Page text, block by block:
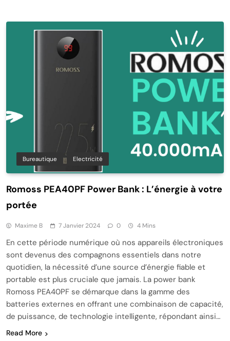
Bureautique Electricité
Romoss PEA40PF Power Bank : L’énergie à votre
portée
Maxime B 7 Janvier 2024 0 4 Mins
En cette période numérique où nos appareils électroniques
sont devenus des compagnons essentiels dans notre
quotidien, la nécessité d’une source d’énergie fiable et
portable est plus cruciale que jamais. La power bank
Romoss PEA40PF se démarque dans la gamme des
batteries externes en offrant une combinaison de capacité,
de puissance, de technologie intelligente, répondant ainsi…
Read More